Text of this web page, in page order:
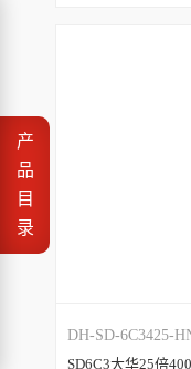
产
品
目
录
DH-SD-6C3425-
SD6C3大华25倍